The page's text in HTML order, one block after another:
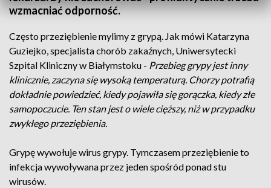
wzmacniać odporność.
Często przeziębienie mylimy z grypą. Jak mówi Katarzyna
Guziejko, specjalista chorób zakaźnych, Uniwersytecki
Szpital Kliniczny w Białymstoku - Przebieg grypy jest inny
klinicznie, zaczyna się wysoką temperaturą. Chorzy potrafią
dokładnie powiedzieć, kiedy pojawiła się gorączka, kiedy złe
samopoczucie. Ten stan jest o wiele cięższy, niż w przypadku
zwykłego przeziębienia.
Grypę wywołuje wirus grypy. Tymczasem przeziębienie to
infekcja wywoływana przez jeden spośród ponad stu
wirusów.